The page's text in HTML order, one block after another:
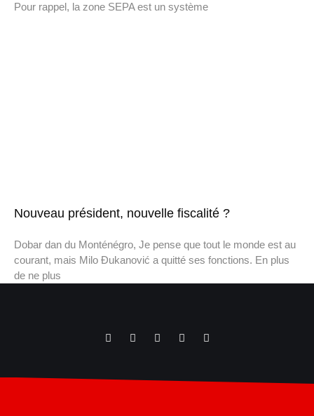
Pour rappel, la zone SEPA est un système
Nouveau président, nouvelle fiscalité ?
Dobar dan du Monténégro, Je pense que tout le monde est au
courant, mais Milo Đukanović a quitté ses fonctions. En plus
de ne plus